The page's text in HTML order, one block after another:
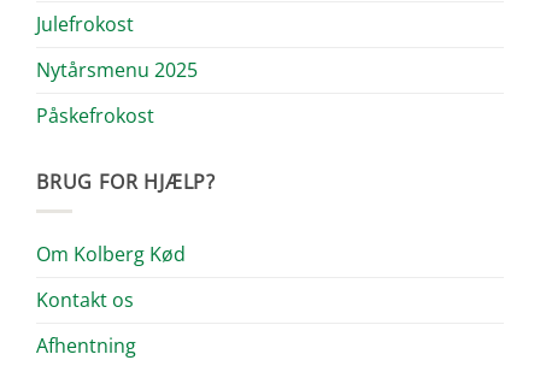
Julefrokost
Nytårsmenu 2025
Påskefrokost
BRUG FOR HJÆLP?
Om Kolberg Kød
Kontakt os
Afhentning